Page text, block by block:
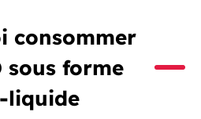
consommer
sous forme
liquide